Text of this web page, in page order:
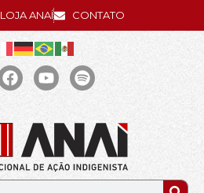
LOJA ANAÍ CONTATO